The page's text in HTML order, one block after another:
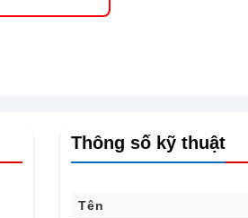
Thông số kỹ thuật
Tên